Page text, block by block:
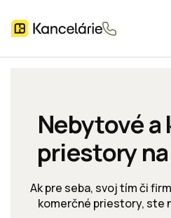
Nebytové
priestory
Ak pre seba, svoj tím či
komerčné priestory, ste